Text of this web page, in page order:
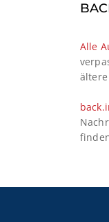
Alle